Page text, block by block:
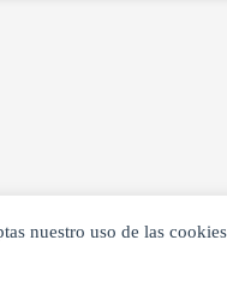
nuestro uso de las